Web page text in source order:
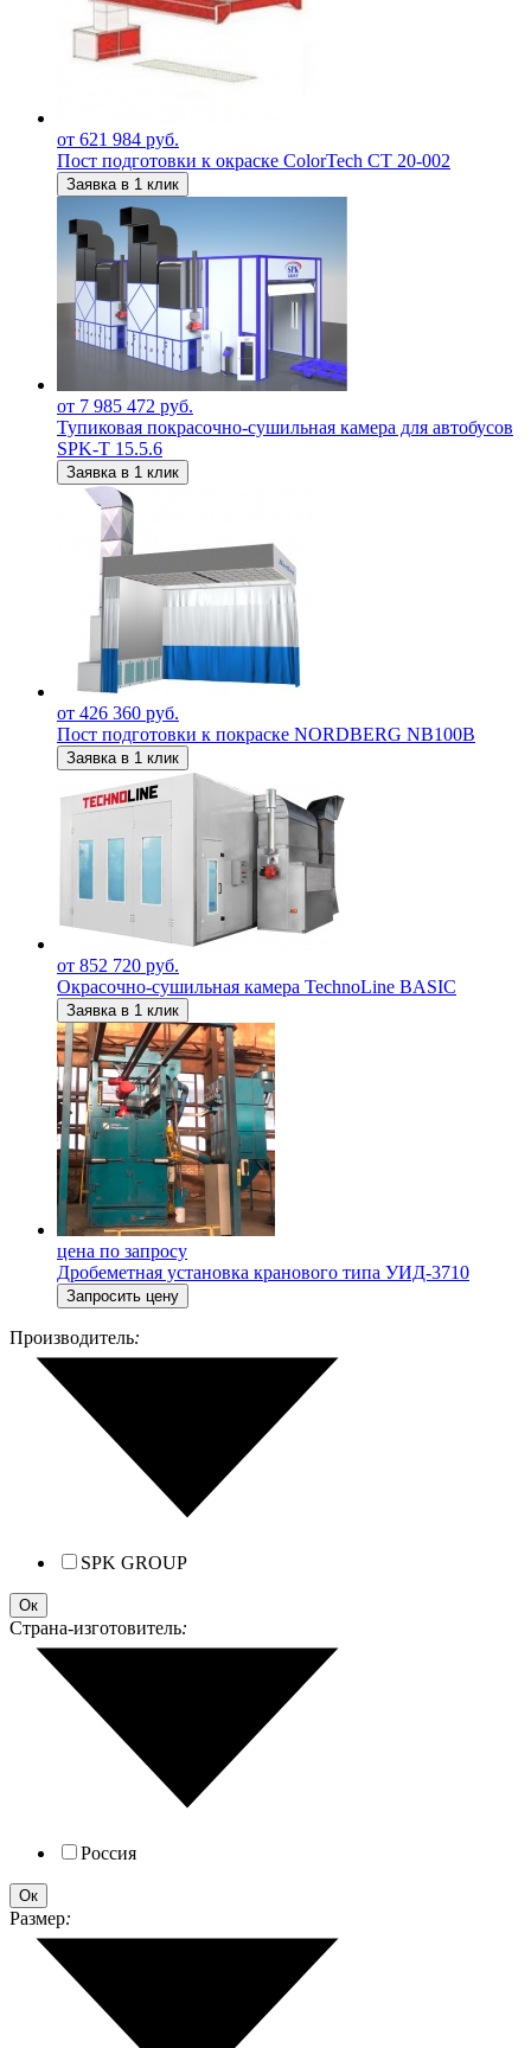
от 621 984 руб.
Пост подготовки к окраске ColorTech CT 20-002
Заявка в 1 клик
от 7 985 472 руб.
Тупиковая покрасочно-сушильная камера для автобусов
SPK-T 15.5.6
Заявка в 1 клик
от 426 360 руб.
Пост подготовки к покраске NORDBERG NB100B
Заявка в 1 клик
от 852 720 руб.
Окрасочно-сушильная камера TechnoLine BASIC
Заявка в 1 клик
цена по запросу
Дробеметная установка кранового типа УИД-3710
Запросить цену
Производитель:
SPK GROUP
Ок
Страна-изготовитель:
Россия
Ок
Размер: